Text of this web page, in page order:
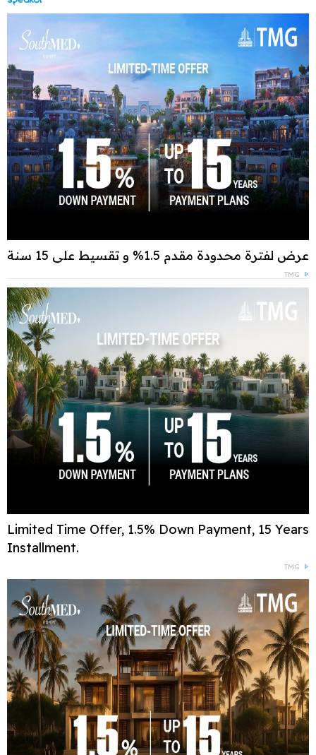
عرض لفترة محدودة مقدم 1.5% و تقسيط علي 15 سنة
TMG
Limited Time Offer, 1.5% Down Payment, 15 Years
Installment.
TMG